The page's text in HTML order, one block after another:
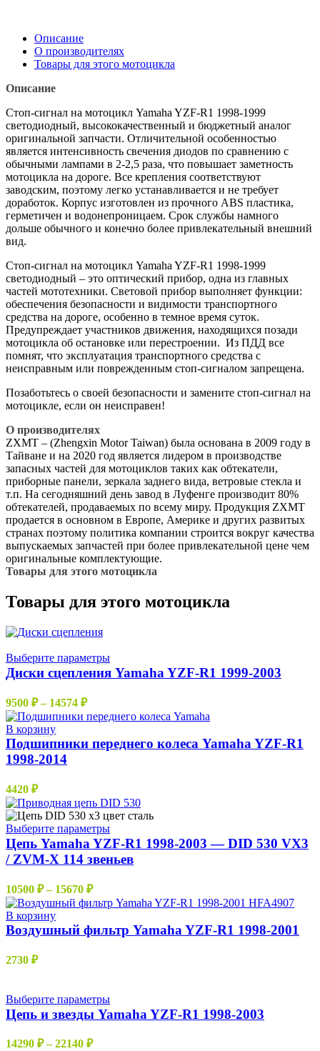
Описание
О производителях
Товары для этого мотоцикла
Описание
Стоп-сигнал на мотоцикл Yamaha YZF-R1 1998-1999
светодиодный, высококачественный и бюджетный аналог
оригинальной запчасти. Отличительной особенностью
является интенсивность свечения диодов по сравнению с
обычными лампами в 2-2,5 раза, что повышает заметность
мотоцикла на дороге. Все крепления соответствуют
заводским, поэтому легко устанавливается и не требует
доработок. Корпус изготовлен из прочного ABS пластика,
герметичен и водонепроницаем. Срок службы намного
дольше обычного и конечно более привлекательный внешний
вид.
Стоп-сигнал на мотоцикл Yamaha YZF-R1 1998-1999
светодиодный – это оптический прибор, одна из главных
частей мототехники. Световой прибор выполняет функции:
обеспечения безопасности и видимости транспортного
средства на дороге, особенно в темное время суток.
Предупреждает участников движения, находящихся позади
мотоцикла об остановке или перестроении. Из ПДД все
помнят, что эксплуатация транспортного средства с
неисправным или поврежденным стоп-сигналом запрещена.
Позаботьтесь о своей безопасности и замените стоп-сигнал на
мотоцикле, если он неисправен!
О производителях
ZXMT – (Zhengxin Motor Taiwan) была основана в 2009 году в
Тайване и на 2020 год является лидером в производстве
запасных частей для мотоциклов таких как обтекатели,
приборные панели, зеркала заднего вида, ветровые стекла и
т.п. На сегодняшний день завод в Луфенге производит 80%
обтекателей, продаваемых по всему миру. Продукция ZXMT
продается в основном в Европе, Америке и других развитых
странах поэтому политика компании строится вокруг качества
выпускаемых запчастей при более привлекательной цене чем
оригинальные комплектующие.
Товары для этого мотоцикла
Товары для этого мотоцикла
Выберите параметрыЭтот
товар
имеет
Опции
выбрать
Диски сцепления Yamaha YZF-R1 1999-2003
9500 ₽ – 14574 ₽Диапазон
цен:
–
В корзину
Подшипники переднего колеса Yamaha YZF-R1
1998-2014
4420 ₽
Выберите параметрыЭтот
товар
имеет
несколько
можно
на
Цепь Yamaha YZF-R1 1998-2003 — DID 530 VX3
/ ZVM-X 114 звеньев
10500 ₽ – 15670 ₽Диапазон
цен:
–
В корзину
Воздушный фильтр Yamaha YZF-R1 1998-2001
2730 ₽
Выберите параметрыЭтот
товар
имеет
Цепь и звезды Yamaha YZF-R1 1998-2003
14290 ₽ – 22140 ₽Диапазон